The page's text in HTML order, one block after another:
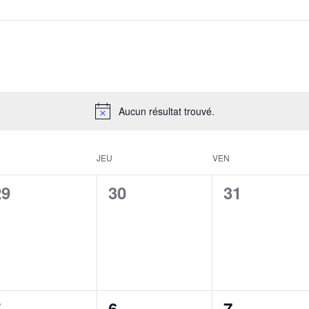
Aucun résultat trouvé.
JEU VEN
0
30
0
31